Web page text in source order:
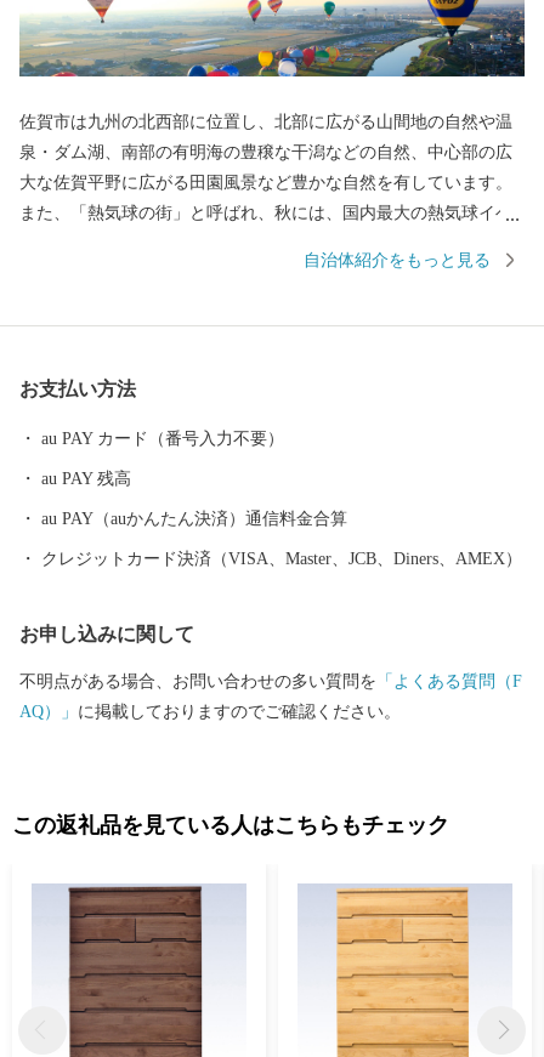
佐賀市は九州の北西部に位置し、北部に広がる山間地の自然や温
泉・ダム湖、南部の有明海の豊穣な干潟などの自然、中心部の広
大な佐賀平野に広がる田園風景など豊かな自然を有しています。
また、「熱気球の街」と呼ばれ、秋には、国内最大の熱気球イベ
山の熱気球が広大な佐賀平野を彩ります。 平成27年5月には、渡
た世界文化遺産「三重津海軍所跡」をはじめ、幕末維新の歴史遺
産も見どころの1つです。
自治体紹介をもっと見る
お支払い方法
au PAY カード（番号入力不要）
au PAY 残高
au PAY（auかんたん決済）通信料金合算
クレジットカード決済（VISA、Master、JCB、Diners、AMEX）
お申し込みに関して
不明点がある場合、お問い合わせの多い質問を 「よくある質問（F
AQ）」 に掲載しておりますのでご確認ください。
この返礼品を見ている人はこちらもチェック